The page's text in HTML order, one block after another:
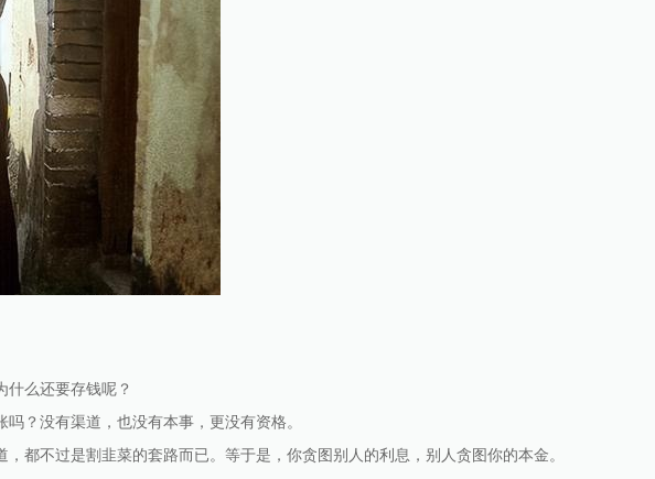
什么还要存钱呢？
？没有渠道，也没有本事，更没有资格。
都不过是割韭菜的套路而已。等于是，你贪图别人的利息，别人贪图你的本金。